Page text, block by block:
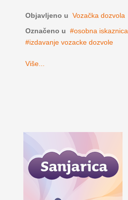
Objavljeno u Vozačka dozvola
Označeno u
osobna iskaznica
izdavanje vozacke dozvole
Više...